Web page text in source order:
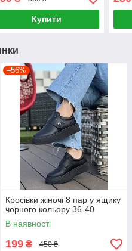
Купити
–56%
Кросівки жіночі 8 пар у ящику
чорного кольору 36-40
В наявності
199 ₴ 450 ₴